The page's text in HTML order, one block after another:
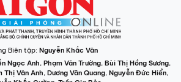
Biên tập: Nguyễn Khắc Văn
Ngọc Anh, Phạm Văn Trường, Bùi Thị Hồng Sương,
Thị Vân Anh, Dương Văn Quang, Nguyễn Đức Hiển,